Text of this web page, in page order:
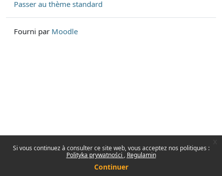
Si vous continuez à consulter ce site web, vous acceptez nos politiques :
Polityka prywatności
Regulamin
Continuer
Passer au thème standard
Fourni par Moodle